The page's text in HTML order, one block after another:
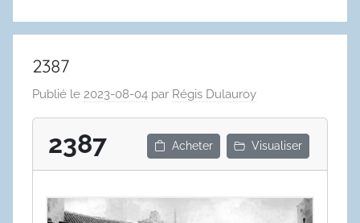
2387
Publié le 2023-08-04 par Régis Dulauroy
2387 Acheter Visualiser